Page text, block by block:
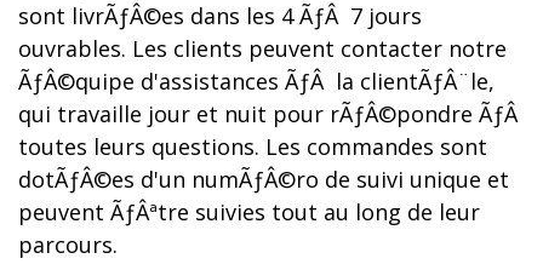
sont livrÃƒÂ©es dans les 4 ÃƒÂ 7 jours
ouvrables. Les clients peuvent contacter notre
ÃƒÂ©quipe d'assistances ÃƒÂ la clientÃƒÂ¨le,
qui travaille jour et nuit pour rÃƒÂ©pondre ÃƒÂ
toutes leurs questions. Les commandes sont
dotÃƒÂ©es d'un numÃƒÂ©ro de suivi unique et
peuvent ÃƒÂªtre suivies tout au long de leur
parcours.